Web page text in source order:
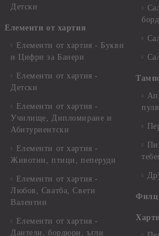
Детски
Елементи от хартия
Елементи от хартия - Букви
и Цифри за Банери
Елементи от хартия -
Детски
Елементи от хартия -
Училище, Дипломиране и
Абитуриентски
Елементи от хартия -
Животни, птици, пеперуди
Елементи от хартия -
Любов, Сватба, Свети
Валентин
Елементи от хартия -
Дантели, бордюри, ъгли
Филц